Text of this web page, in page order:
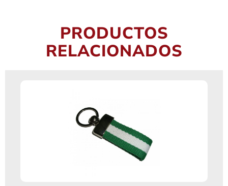
PRODUCTOS
RELACIONADOS